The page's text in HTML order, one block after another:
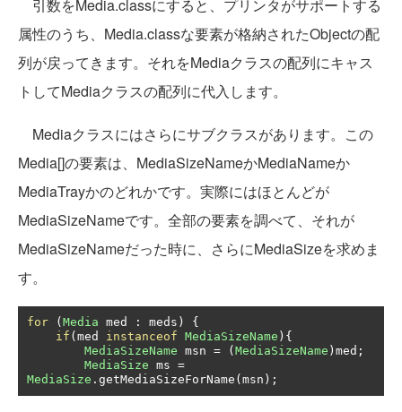
引数をMedia.classにすると、プリンタがサポートする
属性のうち、Media.classな要素が格納されたObjectの配
列が戻ってきます。それをMediaクラスの配列にキャス
トしてMediaクラスの配列に代入します。
Mediaクラスにはさらにサブクラスがあります。この
Media[]の要素は、MediaSizeNameかMediaNameか
MediaTrayかのどれかです。実際にはほとんどが
MediaSizeNameです。全部の要素を調べて、それが
MediaSizeNameだった時に、さらにMediaSizeを求めま
す。
for (Media med : meds )
{
if (med instanceof MediaSizeName ){
MediaSizeName msn = (MediaSizeName ) med ;
MediaSize ms =
MediaSize . getMediaSizeForName (msn );